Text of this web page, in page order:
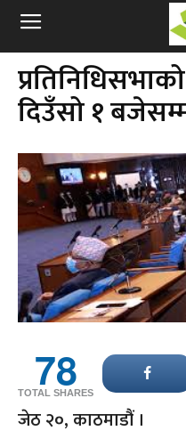
दिउँसो १
78
TOTAL SHARES
जेठ २०, काठमाडौं।